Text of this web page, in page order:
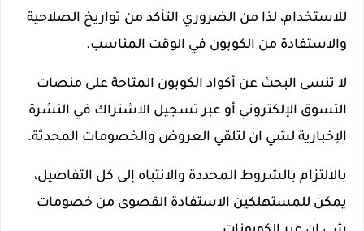
للاستخدام، لذا من الضروري التأكد من تواريخ الصلاحية
والاستفادة من الكوبون في الوقت المناسب.
لا تنسى البحث عن أكواد الكوبون المتاحة على منصات
التسوق الإلكتروني أو عبر تسجيل الاشتراك في النشرة
الإخبارية لشي ان لتلقي العروض والخصومات المحدثة.
بالالتزام بالشروط المحددة والانتباه إلى كل التفاصيل،
يمكن للمستهلكين الاستفادة القصوى من خصومات